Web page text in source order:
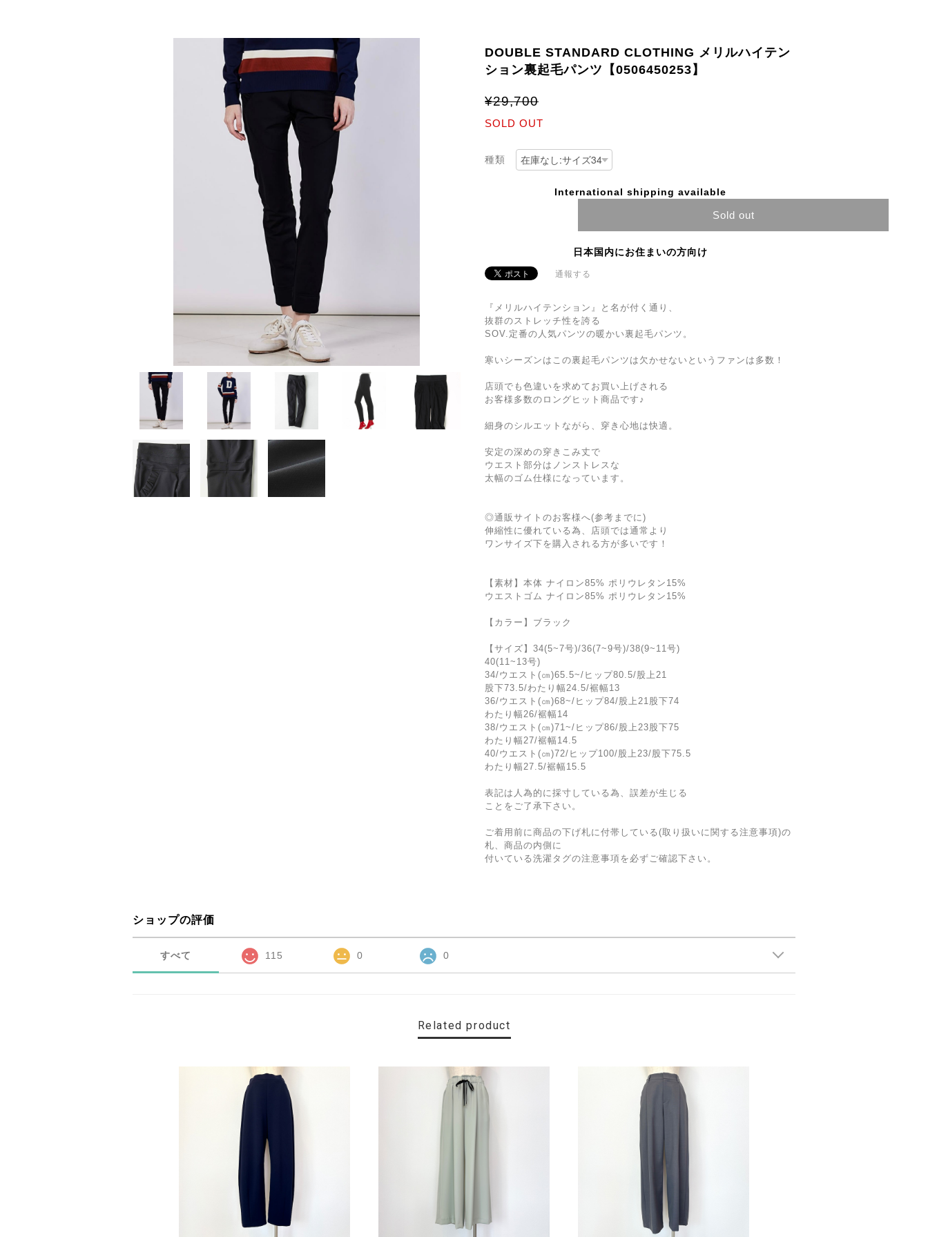
DOUBLE STANDARD CLOTHING メリルハイテン
ション裏起毛パンツ【0506450253】
¥29,700
SOLD OUT
種類
International shipping available
Sold out
日本国内にお住まいの方向け
通報する
『メリルハイテンション』と名が付く通り、
抜群のストレッチ性を誇る
SOV.定番の人気パンツの暖かい裏起毛パンツ。
寒いシーズンはこの裏起毛パンツは欠かせないというファンは多数！
店頭でも色違いを求めてお買い上げされる
お客様多数のロングヒット商品です♪
細身のシルエットながら、穿き心地は快適。
安定の深めの穿きこみ丈で
ウエスト部分はノンストレスな
太幅のゴム仕様になっています。
◎通販サイトのお客様へ(参考までに)
伸縮性に優れている為、店頭では通常より
ワンサイズ下を購入される方が多いです！
【素材】本体 ナイロン85% ポリウレタン15%
ウエストゴム ナイロン85% ポリウレタン15%
【カラー】ブラック
【サイズ】34(5~7号)/36(7~9号)/38(9~11号)
40(11~13号)
34/ウエスト(㎝)65.5~/ヒップ80.5/股上21
股下73.5/わたり幅24.5/裾幅13
36/ウエスト(㎝)68~/ヒップ84/股上21股下74
わたり幅26/裾幅14
38/ウエスト(㎝)71~/ヒップ86/股上23股下75
わたり幅27/裾幅14.5
40/ウエスト(㎝)72/ヒップ100/股上23/股下75.5
わたり幅27.5/裾幅15.5
表記は人為的に採寸している為、誤差が生じる
ことをご了承下さい。
ご着用前に商品の下げ札に付帯している(取り扱いに関する注意事項)の
札、商品の内側に
付いている洗濯タグの注意事項を必ずご確認下さい。
ショップの評価
すべて 115 0 0
Related product